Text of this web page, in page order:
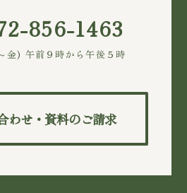
856-1463
金) 午前９時から午後５時
わせ・資料のご請求